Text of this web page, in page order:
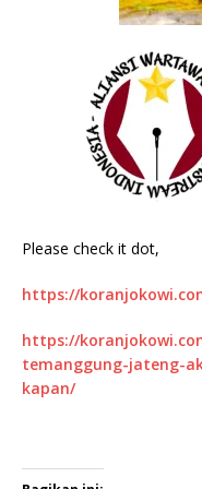
Please check it dot,
https://
https://
temanggung-jateng-
kapan/